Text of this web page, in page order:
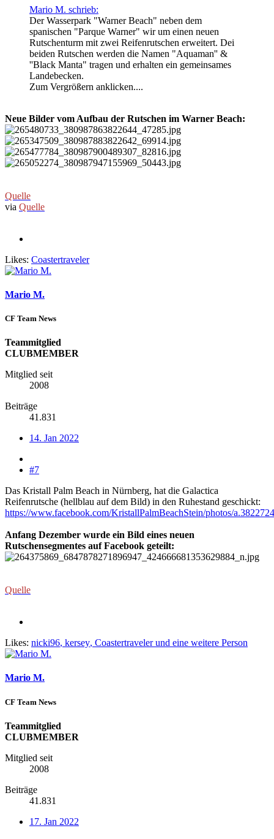
Mario M. schrieb:
Der Wasserpark "Warner Beach" neben dem
spanischen "Parque Warner" wir um einen neuen
Rutschenturm mit zwei Reifenrutschen erweitert. Dei
beiden Rutschen werden die Namen "Aquaman'' &
''Black Manta" tragen und erhalten ein gemeinsames
Landebecken.
Zum Vergrößern anklicken....
Neue Bilder vom Aufbau der Rutschen im Warner Beach:
Quelle
via Quelle
Likes: Coastertraveler
Mario M.
CF Team News
Teammitglied
CLUBMEMBER
Mitglied seit
2008
Beiträge
41.831
14. Jan 2022
#7
Das Kristall Palm Beach in Nürnberg, hat die Galactica
Reifenrutsche (hellblau auf dem Bild) in den Ruhestand geschickt:
https://www.facebook.com/KristallPalmBeachStein/photos/
Anfang Dezember wurde ein Bild eines neuen
Rutschensegmentes auf Facebook geteilt:
Quelle
Likes: nicki96, kersey, Coastertravelerund eine weitere Person
Mario M.
CF Team News
Teammitglied
CLUBMEMBER
Mitglied seit
2008
Beiträge
41.831
17. Jan 2022